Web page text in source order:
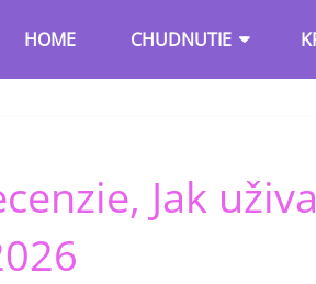
HOME CHUDNUTIE
Jak